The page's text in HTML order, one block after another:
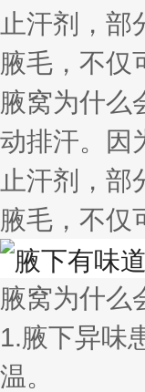
止汗剂，
腋毛，不仅
腋窝为什么
动排汗。因
止汗剂，
腋毛，不仅
腋窝为什么
1.腋下异味
温。